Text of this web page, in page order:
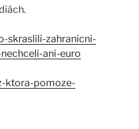
skraslili-zahranicni-
ani-euro
ktora-pomoze-